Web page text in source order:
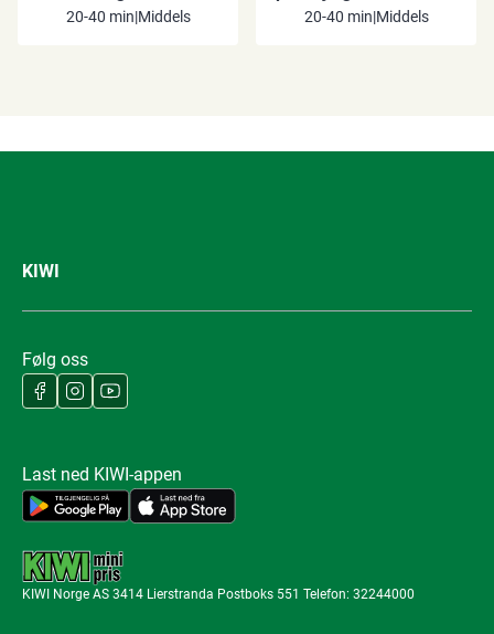
20-40 min|Middels 20-40 min|Middels
KIWI
Følg oss
Last ned KIWI-appen
KIWI Norge AS 3414 Lierstranda Postboks 551 Telefon: 32244000